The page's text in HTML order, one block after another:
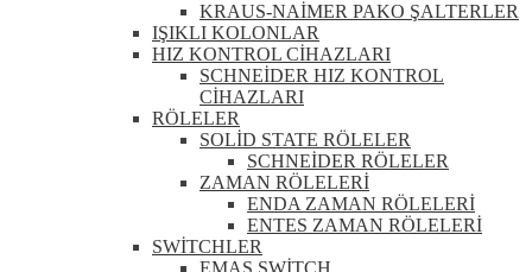
KRAUS-NAİMER PAKO ŞALTERLER
IŞIKLI KOLONLAR
HIZ KONTROL CİHAZLARI
SCHNEİDER HIZ KONTROL
CİHAZLARI
RÖLELER
SOLİD STATE RÖLELER
SCHNEİDER RÖLELER
ZAMAN RÖLELERİ
ENDA ZAMAN RÖLELERİ
ENTES ZAMAN RÖLELERİ
SWİTCHLER
EMAS SWİTCH